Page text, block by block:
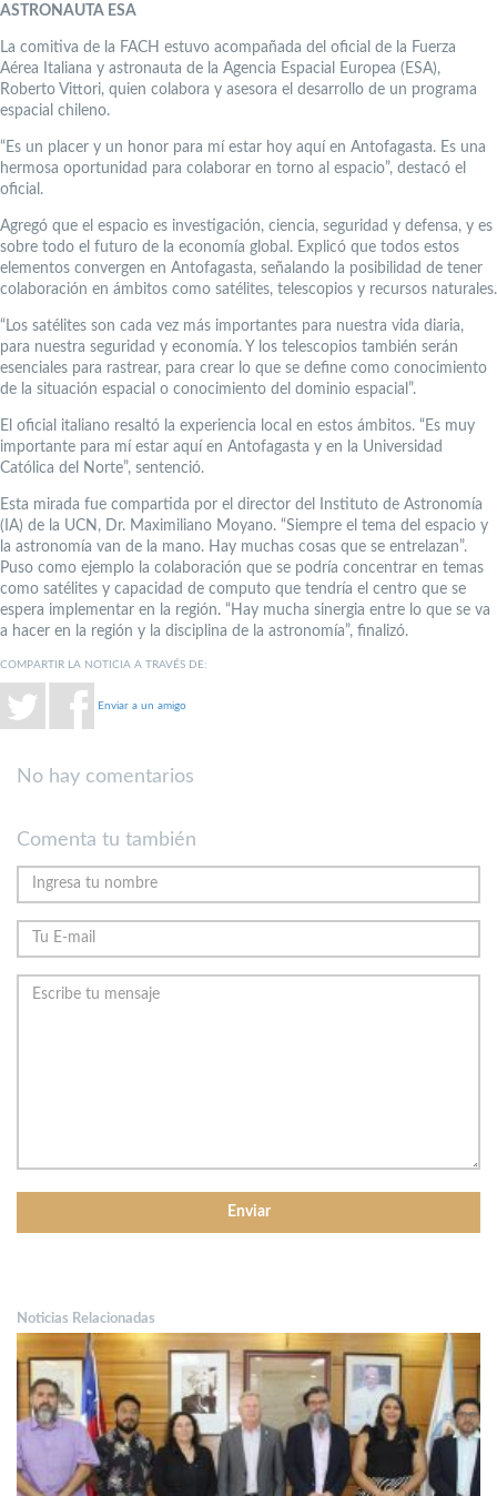
ASTRONAUTA ESA
La comitiva de la FACH estuvo acompañada del oficial de la Fuerza
Aérea Italiana y astronauta de la Agencia Espacial Europea (ESA),
Roberto Vittori, quien colabora y asesora el desarrollo de un programa
espacial chileno.
“Es un placer y un honor para mí estar hoy aquí en Antofagasta. Es una
hermosa oportunidad para colaborar en torno al espacio”, destacó el
oficial.
Agregó que el espacio es investigación, ciencia, seguridad y defensa, y es
sobre todo el futuro de la economía global. Explicó que todos estos
elementos convergen en Antofagasta, señalando la posibilidad de tener
colaboración en ámbitos como satélites, telescopios y recursos naturales.
“Los satélites son cada vez más importantes para nuestra vida diaria,
para nuestra seguridad y economía. Y los telescopios también serán
esenciales para rastrear, para crear lo que se define como conocimiento
de la situación espacial o conocimiento del dominio espacial”.
El oficial italiano resaltó la experiencia local en estos ámbitos. “Es muy
importante para mí estar aquí en Antofagasta y en la Universidad
Católica del Norte”, sentenció.
Esta mirada fue compartida por el director del Instituto de Astronomía
(IA) de la UCN, Dr. Maximiliano Moyano. “Siempre el tema del espacio y
la astronomía van de la mano. Hay muchas cosas que se entrelazan”.
Puso como ejemplo la colaboración que se podría concentrar en temas
como satélites y capacidad de computo que tendría el centro que se
espera implementar en la región. “Hay mucha sinergia entre lo que se va
a hacer en la región y la disciplina de la astronomía”, finalizó.
COMPARTIR LA NOTICIA A TRAVÉS DE:
Enviar a un amigo
No hay comentarios
Comenta tu también
Noticias Relacionadas